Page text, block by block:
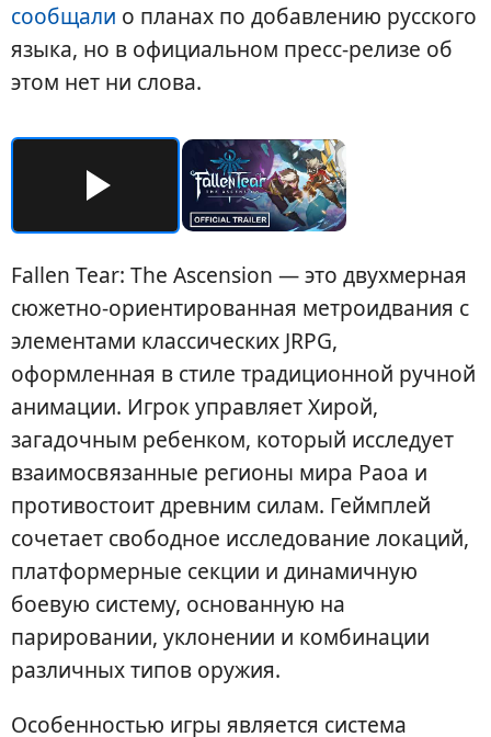
сообщали о планах по добавлению русского
языка, но в официальном пресс-релизе об
этом нет ни слова.
Fallen Tear: The Ascension — это двухмерная
сюжетно-ориентированная метроидвания с
элементами классических JRPG,
оформленная в стиле традиционной ручной
анимации. Игрок управляет Хирой,
загадочным ребенком, который исследует
взаимосвязанные регионы мира Раоа и
противостоит древним силам. Геймплей
сочетает свободное исследование локаций,
платформерные секции и динамичную
боевую систему, основанную на
парировании, уклонении и комбинации
различных типов оружия.
Особенностью игры является система